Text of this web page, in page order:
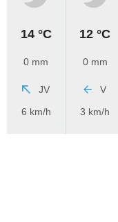
14 °C
0 mm
JV
6 km/h
12 °C
0 mm
V
3 km/h